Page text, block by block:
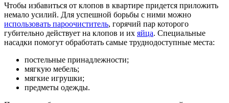
Чтобы избавиться от клопов в квартире придется приложить
немало усилий. Для успешной борьбы с ними можно
использовать пароочиститель, горячий пар которого
губительно действует на клопов и их яйца. Специальные
насадки помогут обработать самые труднодоступные места:
постельные принадлежности;
мягкую мебель;
мягкие игрушки;
предметы одежды.